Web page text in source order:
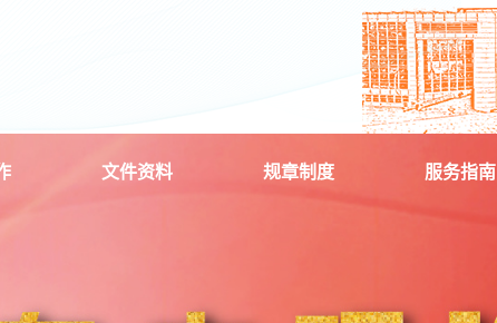
文件资料 规章制度 服务指南